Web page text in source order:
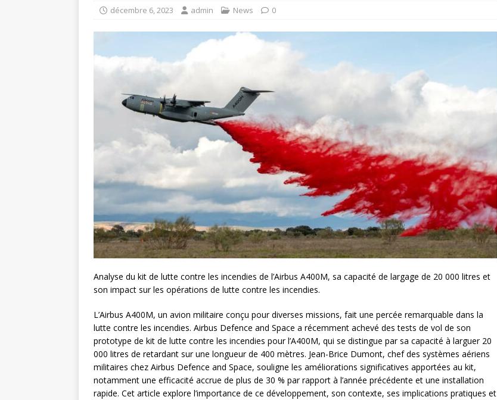
décembre 6, 2023 admin News 0
Analyse du kit de lutte contre les incendies de l’Airbus A400M, sa capacité de largage de 20 000 litres et
son impact sur les opérations de lutte contre les incendies.
L’Airbus A400M, un avion militaire conçu pour diverses missions, fait une percée remarquable dans la
lutte contre les incendies. Airbus Defence and Space a récemment achevé des tests de vol de son
prototype de kit de lutte contre les incendies pour l’A400M, qui se distingue par sa capacité à larguer 20
000 litres de retardant sur une longueur de 400 mètres. Jean-Brice Dumont, chef des systèmes aériens
militaires chez Airbus Defence and Space, souligne les améliorations significatives apportées au kit,
notamment une efficacité accrue de plus de 30 % par rapport à l’année précédente et une installation
rapide. Cet article explore l’importance de ce développement, son contexte, ses implications pratiques et